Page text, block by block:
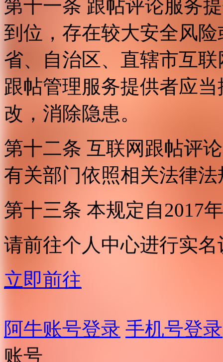
第十一条 跟帖评论服务
到位，存在较大安全风
省、自治区、直辖市互
跟帖管理服务提供者应
改，消除隐患。
第十二条 互联网跟帖评
有关部门依照相关法律
第十三条 本规定自2017
请前往个人中心进行实名
立即前往
阿牛账号登录 手机号登录
账号